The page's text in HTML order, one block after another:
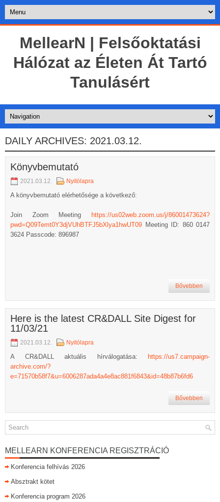
MellearN | Felsőoktatási
Hálózat az Életen Át Tartó
Tanulásért
DAILY ARCHIVES: 2021.03.12.
Könyvbemutató
2021.03.12. Nyitólapra
A könyvbemutató elérhetősége a következő:
Join Zoom Meeting
https://us02web.zoom.us/j/86001473624?
pwd=Q09Temt0Y3djVUhBTFJ5bXlya1hwUT09 Meeting ID: 860 0147
3624 Passcode: 896987
Bővebben
Here is the latest CR&DALL Site Digest for
11/03/21
2021.03.12. Nyitólapra
A CR&DALL aktuális hírválogatása:
https://us7.campaign-
archive.com/?
e=71570b58f7&u=6006287ada4a4e8ac881f6843&id=48b87b6fd6
Bővebben
MELLEARN KONFERENCIA REGISZTRÁCIÓ
Konferencia felhívás 2026
Absztrakt kötet
Konferencia program 2026